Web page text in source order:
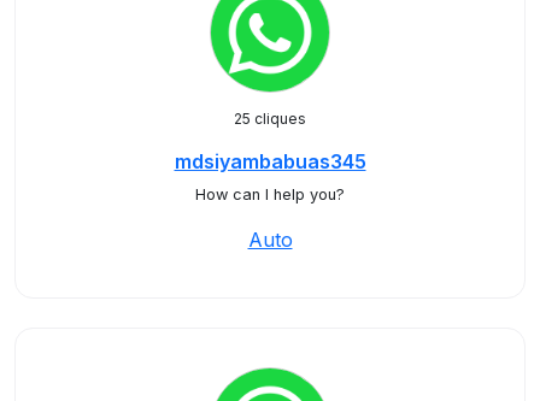
25 cliques
mdsiyambabuas345
How can I help you?
Auto